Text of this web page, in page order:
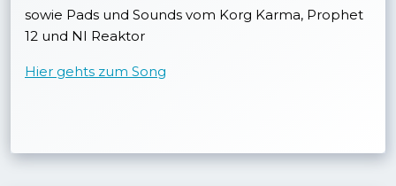
sowie Pads und Sounds vom Korg Karma, Prophet
12 und NI Reaktor
Hier gehts zum Song